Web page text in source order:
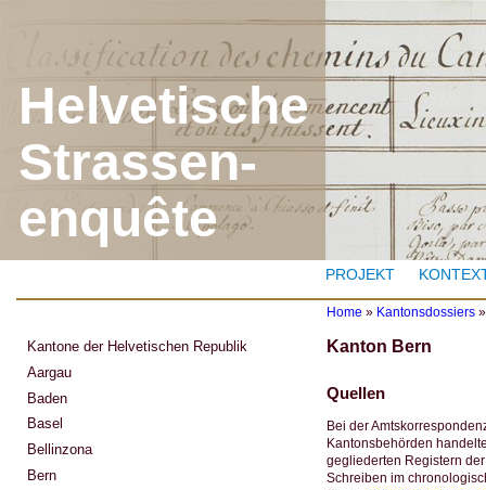
Helvetische
Strassen-
enquête
PROJEKT
Y
o
a
r
e
h
e
r
e
Home » Kantonsdossiers
Kanton Bern
Quellen
Bei der
Kantonsbehörden
gegliederten Registern
Schreiben im
Kantone der Helvetischen Republik
Aargau
Baden
Basel
Bellinzona
Bern